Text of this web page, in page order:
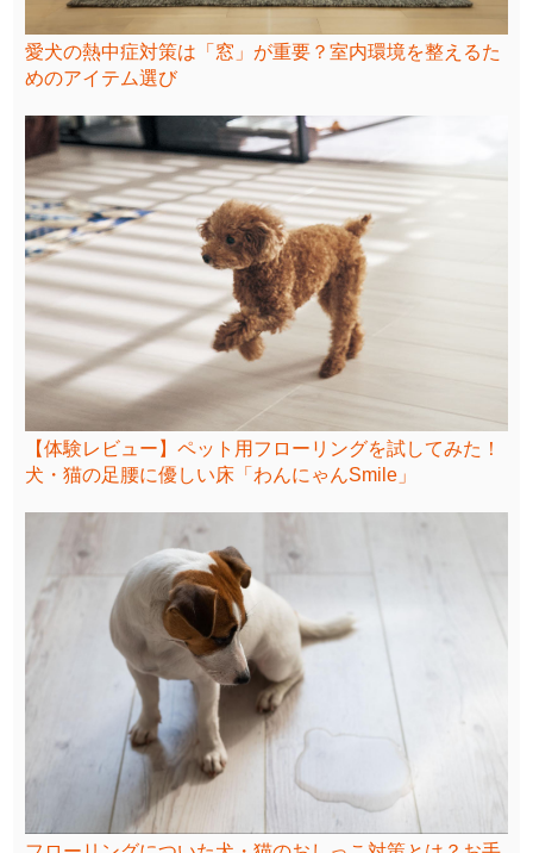
愛犬の熱中症対策は「窓」が重要？室内環境を整えるた
めのアイテム選び
【体験レビュー】ペット用フローリングを試してみた！
犬・猫の足腰に優しい床「わんにゃんSmile」